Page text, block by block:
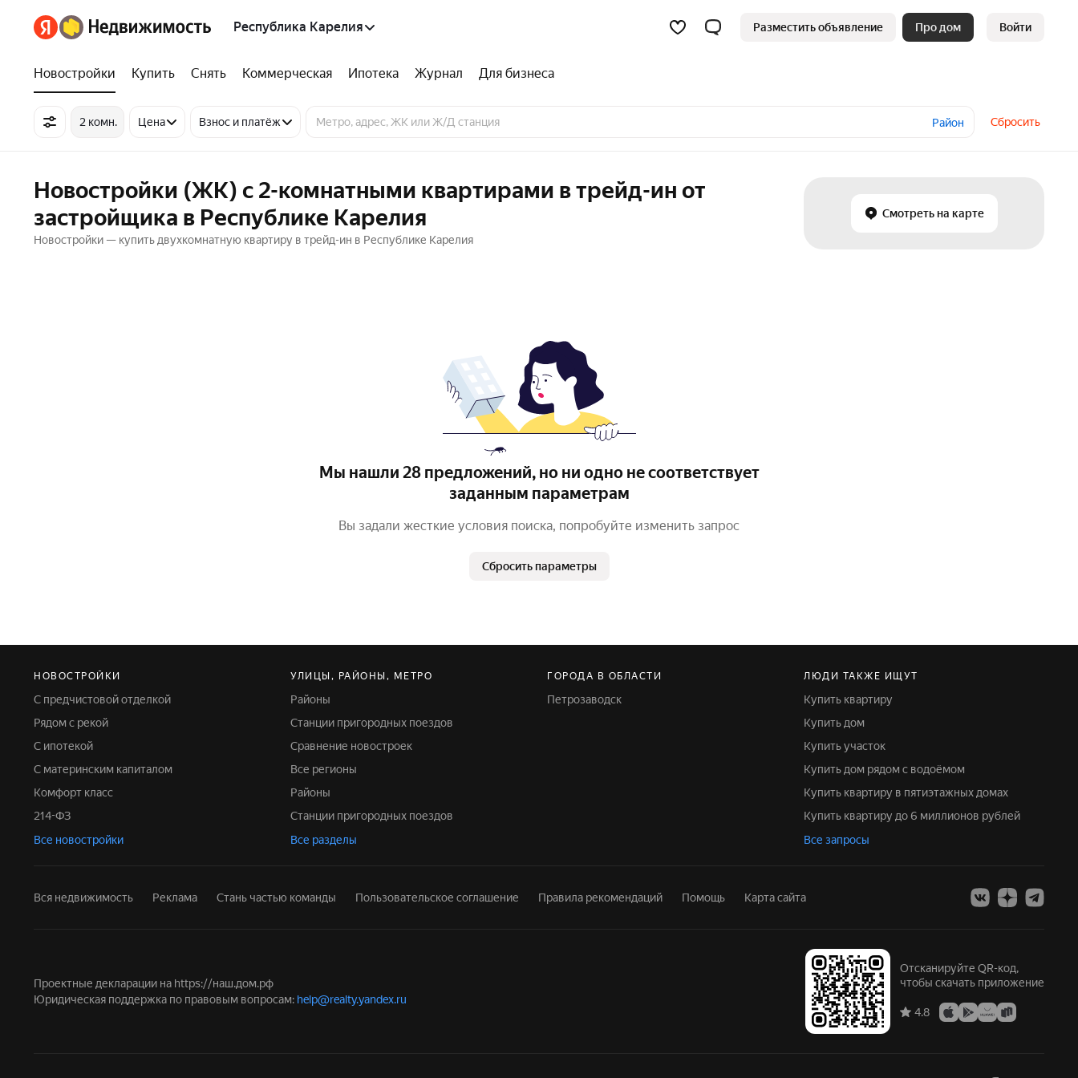
Республика Карелия Разместить объявление Про дом Войти
Новостройки Купить Снять Коммерческая Ипотека Журнал Для бизнеса
2 комн. Цена Взнос и платёж Район Сбросить
Новостройки (ЖК) с 2-комнатными квартирами в трейд-ин от
застройщика в Республике Карелия
Новостройки — купить двухкомнатную квартиру в трейд-ин в Республике Карелия
Смотреть на карте
Мы нашли 28 предложений, но ни одно не соответствует
заданным параметрам
Вы задали жесткие условия поиска, попробуйте изменить запрос
Сбросить параметры
НОВОСТРОЙКИ
С предчистовой отделкой
Рядом с рекой
С ипотекой
С материнским капиталом
Комфорт класс
214-ФЗ
Все новостройки
УЛИЦЫ, РАЙОНЫ, МЕТРО
Районы
Станции пригородных поездов
Сравнение новостроек
Все регионы
Районы
Станции пригородных поездов
Все разделы
ГОРОДА В ОБЛАСТИ
Петрозаводск
ЛЮДИ ТАКЖЕ ИЩУТ
Купить квартиру
Купить дом
Купить участок
Купить дом рядом с водоёмом
Купить квартиру в пятиэтажных домах
Купить квартиру до 6 миллионов рублей
Все запросы
Вся недвижимость Реклама Стань частью команды Пользовательское соглашение Правила рекомендаций Помощь Карта сайта
Проектные декларации на https://наш.дом.рф
Юридическая поддержка по правовым вопросам: help@realty.yandex.ru
Отсканируйте QR-код,
чтобы скачать приложение
4.8